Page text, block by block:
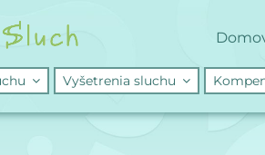
Vyšetrenia sluchu